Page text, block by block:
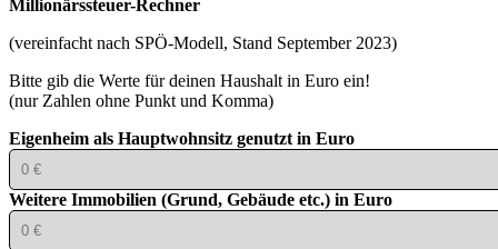
Millionärssteuer-Rechner
(vereinfacht nach SPÖ-Modell, Stand September 2023)
Bitte gib die Werte für deinen Haushalt in Euro ein!
(nur Zahlen ohne Punkt und Komma)
Eigenheim als Hauptwohnsitz genutzt in Euro
Weitere Immobilien (Grund, Gebäude etc.) in Euro